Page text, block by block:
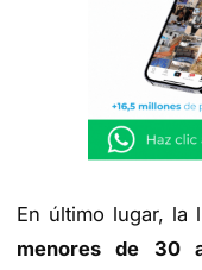
En último lugar, la
menores de 30